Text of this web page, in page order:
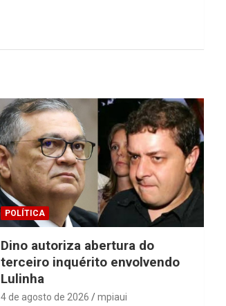
POLÍTICA
Dino autoriza abertura do
terceiro inquérito envolvendo
Lulinha
4 de agosto de 2026 mpiaui